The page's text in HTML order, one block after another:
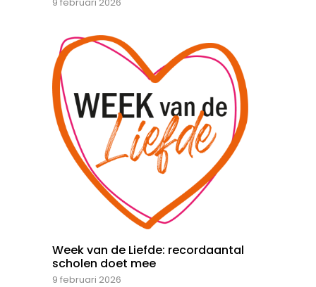
Week van de Liefde: recordaantal
scholen doet mee
9 februari 2026